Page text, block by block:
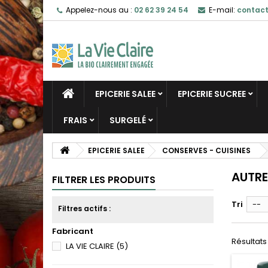
Appelez-nous au : 02 62 39 24 54 E-mail:
EPICERIE SALEE EPICERIE SUCREE
FRAIS SURGELÉ
EPICERIE SALEE CONSERVES - CUISINES
FILTRER LES PRODUITS
Filtres actifs :
Fabricant
LA VIE CLAIRE (5)
Tri --
Résultats